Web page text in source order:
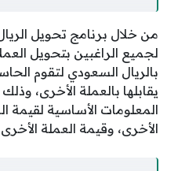
من خلال برنامج تحويل
لجميع الراغبين بتحويل
بالريال السعودي لتقوم
يقابلها بالعملة الأخرى،
المعلومات الأساسية لقيمة
الأخرى، وقيمة العملة